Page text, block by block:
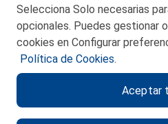
POLITICA DE
AVISO
Selecciona Solo necesarias
opcionales. Puedes gestionar
cookies en Configurar
Política de Cookies.
Aceptar